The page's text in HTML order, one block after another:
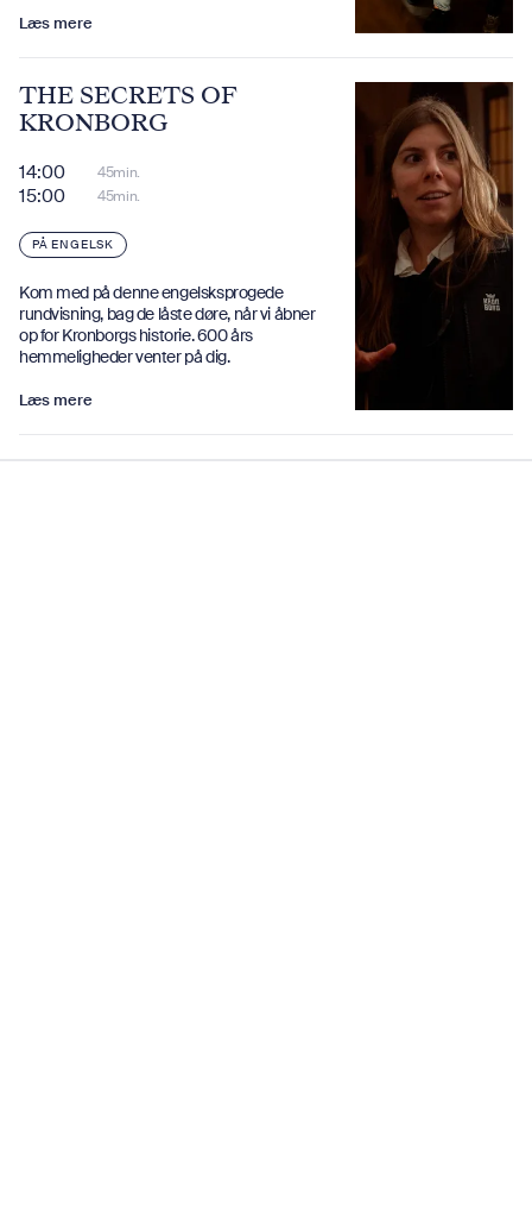
Læs mere
THE SECRETS OF
KRONBORG
PÅ ENGELSK
14:00 45min.
15:00 45min.
Kom med på denne engelsksprogede
rundvisning, bag de låste døre, når vi åbner
op for Kronborgs historie. 600 års
hemmeligheder venter på dig.
Læs mere